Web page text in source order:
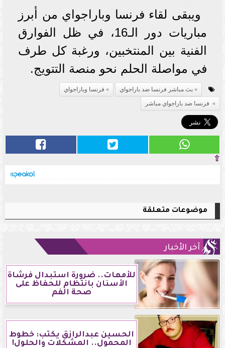
ويبقى لقاء فرنسا وباراجواي من أبرز
مباريات دور الـ16، في ظل الفوارق
الفنية بين المنتخبين، ورغبة كل طرف
في مواصلة الحلم نحو منصة التتويج.
بث مباشر فرنسا ضد باراجواي
فرنسا وباراجواي
فرنسا ضد باراجواي مباشر
⇧
موضوعات متعلقة
آخر الأخبار
للأمهات.. ضرورة استبدال فرشاة
الأسنان بانتظام للحفاظ على
صحة الفم
الحسين عبدالرازق يكتب: خطوط
المحمول.. المشكلات والحلول!